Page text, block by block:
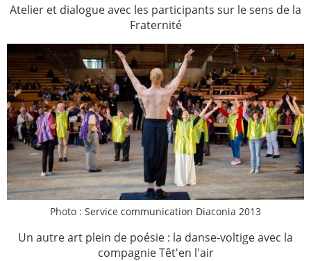
Atelier et dialogue avec les participants sur le sens de la
Fraternité
Photo : Service communication Diaconia 2013
Un autre art plein de poésie : la danse-voltige avec la
compagnie Têt'en l'air